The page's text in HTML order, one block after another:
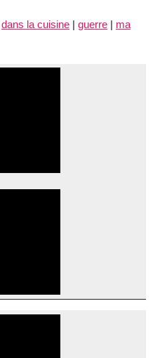
dans la cuisine | guerre | ma